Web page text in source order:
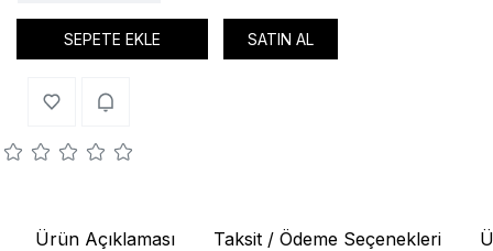
SEPETE EKLE SATIN AL
Ürün Açıklaması Taksit / Ödeme Seçenekleri